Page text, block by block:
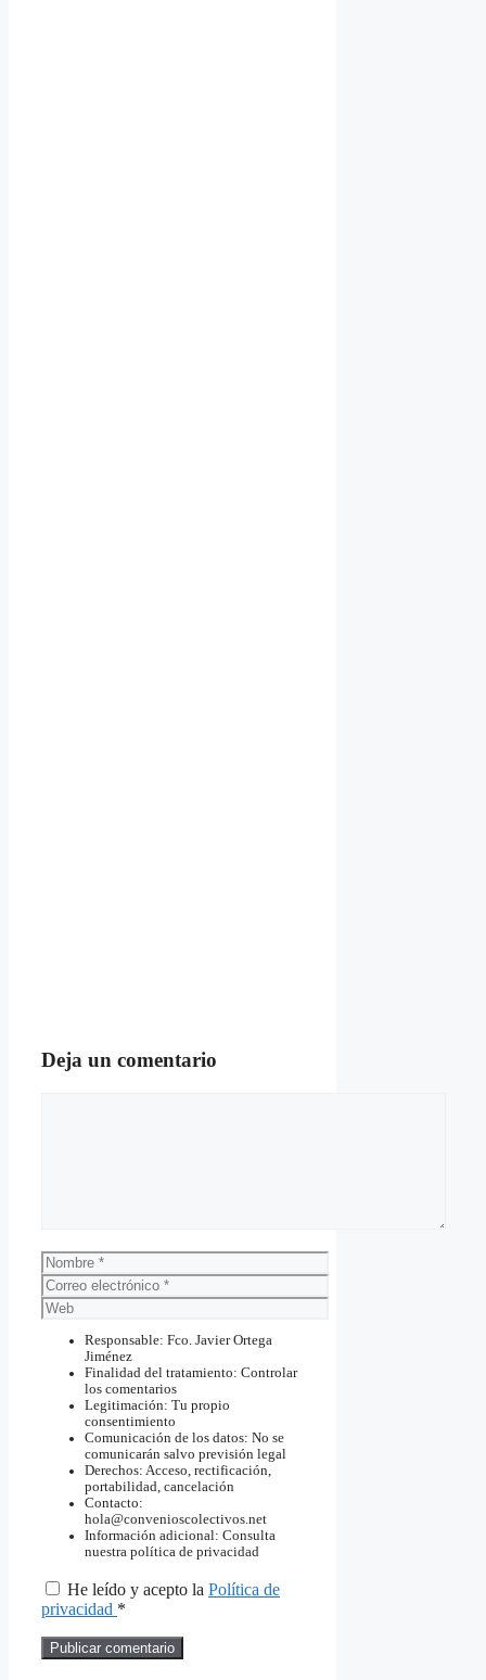
Deja un comentario
Nombre
Correo
electrónico
Web
Responsable: Fco. Javier Ortega
Jiménez
Finalidad del tratamiento: Controlar
los comentarios
Legitimación: Tu propio
consentimiento
Comunicación de los datos: No se
comunicarán salvo previsión legal
Derechos: Acceso, rectificación,
portabilidad, cancelación
Contacto:
hola@convenioscolectivos.net
Información adicional: Consulta
nuestra política de privacidad
He leído y acepto la Política de
privacidad *